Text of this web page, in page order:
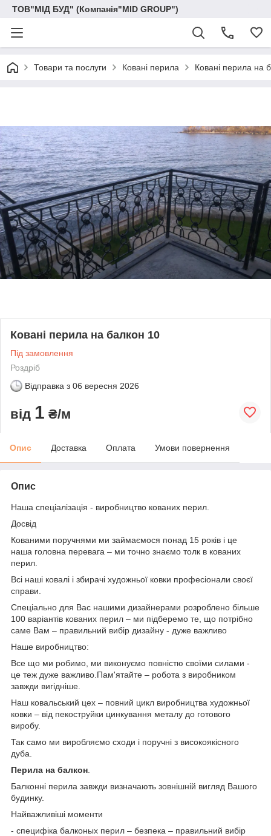
ТОВ"МІД БУД" (Компанія"MID GROUP")
Товари та послуги Ковані перила Ковані перила на
Ковані перила на балкон 10
Під замовлення
Роздріб
Відправка з 06 вересня 2026
від 1 ₴/м
Опис Доставка Оплата Умови повернення
Опис
Наша спеціалізація - виробництво кованих перил.
Досвід
Кованими поручнями ми займаємося понад 15 років і це
наша головна перевага – ми точно знаємо толк в кованих
перил.
Всі наші ковалі і збирачі художньої ковки професіонали своєї
справи.
Спеціально для Вас нашими дизайнерами розроблено більше
100 варіантів кованих перил – ми підберемо те, що потрібно
саме Вам – правильний вибір дизайну - дуже важливо
Наше виробництво:
Все що ми робимо, ми виконуємо повністю своїми силами -
це теж дуже важливо.Пам'ятайте – робота з виробником
завжди вигідніше.
Наш ковальський цех – повний цикл виробництва художньої
ковки – від пекоструйки цинкування металу до готового
виробу.
Так само ми виробляємо сходи і поручні з високоякісного
дуба.
Перила на балкон
Балконні перила завжди визначають зовнішній вигляд Вашого
будинку.
Найважливіші моменти
- специфіка балконых перил – безпека – правильний вибір